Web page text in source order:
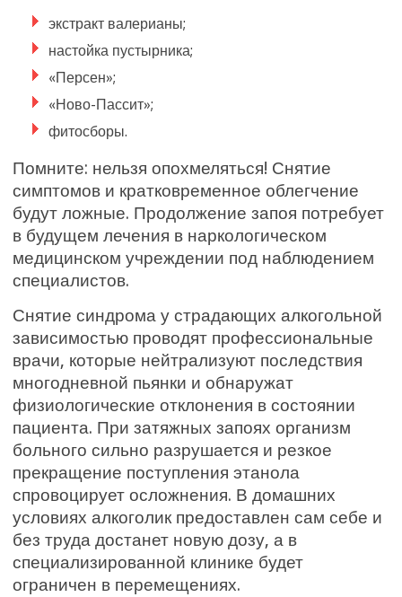
экстракт валерианы;
настойка пустырника;
«Персен»;
«Ново-Пассит»;
фитосборы.
Помните: нельзя опохмеляться! Снятие
симптомов и кратковременное облегчение
будут ложные. Продолжение запоя потребует
в будущем лечения в наркологическом
медицинском учреждении под наблюдением
специалистов.
Снятие синдрома у страдающих алкогольной
зависимостью проводят профессиональные
врачи, которые нейтрализуют последствия
многодневной пьянки и обнаружат
физиологические отклонения в состоянии
пациента. При затяжных запоях организм
больного сильно разрушается и резкое
прекращение поступления этанола
спровоцирует осложнения. В домашних
условиях алкоголик предоставлен сам себе и
без труда достанет новую дозу, а в
специализированной клинике будет
ограничен в перемещениях.